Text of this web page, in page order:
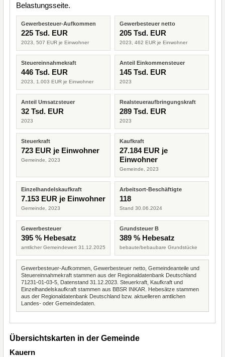
Belastungsseite.
Gewerbesteuer-Aufkommen
225 Tsd. EUR
2023, 507 EUR je Einwohner
Gewerbesteuer netto
205 Tsd. EUR
2023, 462 EUR je Einwohner
Steuereinnahmekraft
446 Tsd. EUR
2023, 1.003 EUR je Einwohner
Anteil Einkommensteuer
145 Tsd. EUR
2023
Anteil Umsatzsteuer
32 Tsd. EUR
2023
Realsteueraufbringungskraft
289 Tsd. EUR
2023
Steuerkraft
723 EUR je Einwohner
Gemeinde, 2023
Kaufkraft
27.184 EUR je
Einwohner
Gemeinde, 2023
Einzelhandelskaufkraft
7.153 EUR je Einwohner
Gemeinde, 2023
Arbeitsort-Beschäftigte
118
Stand 30.06.2024
Gewerbesteuer
395 % Hebesatz
amtlicher Gemeindewert 31.12.2025
Grundsteuer B
389 % Hebesatz
bebaute/bebaubare Grundstücke
Gewerbesteuer-Aufkommen, Gewerbesteuer netto, Gemeindeanteile und
Steuereinnahmekraft stammen aus der Regionaldatenbank Deutschland
71231-01-03-5, Datenstand 31.12.2023. Steuerkraft, Kaufkraft und
Einzelhandelskaufkraft stammen aus BBSR INKAR. Hebesätze stammen
aus der Regionaldatenbank Deutschland bzw. aktuelleren amtlichen
Landes- oder Gemeindedaten.
Übersichtskarten in der Gemeinde
Kauern